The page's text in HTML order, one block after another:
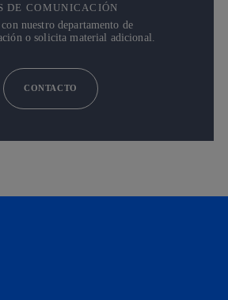
DE COMUNICACIÓN
nuestro departamento de
o solicita material adicional.
CONTACTO